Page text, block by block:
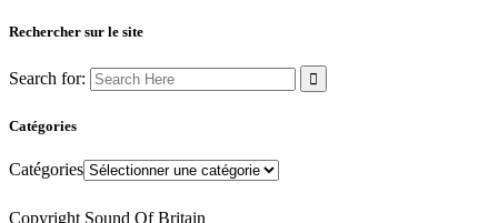
Rechercher sur le site
Search for:
Catégories
Catégories
Copyright Sound Of Britain